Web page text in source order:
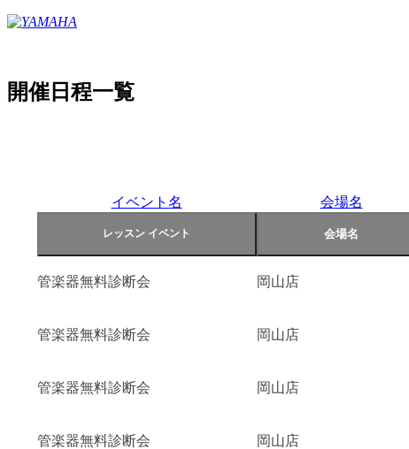
開催日程一覧
イベント名 会場名
管楽器無料診断会 岡山店
管楽器無料診断会 岡山店
管楽器無料診断会 岡山店
管楽器無料診断会 岡山店